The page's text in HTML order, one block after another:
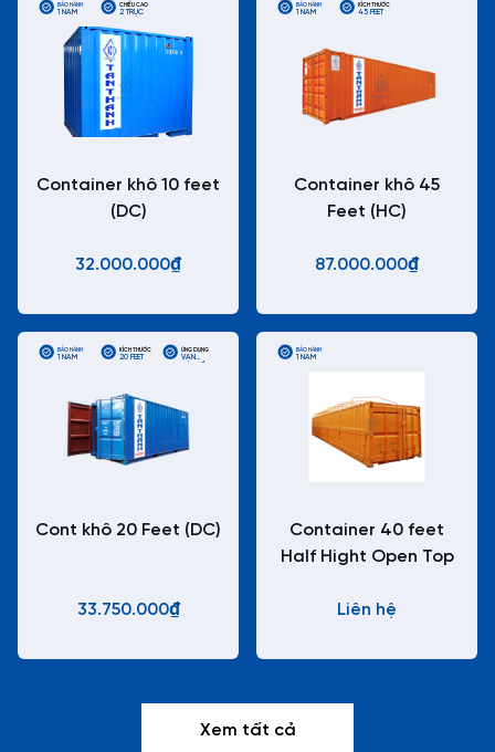
BẢO HÀNH
1 NĂM
CHIỀU CAO
2 TRỤC
Container khô 10 feet
(DC)
32.000.000₫
BẢO HÀNH
1 NĂM
KÍCH THƯỚC
45 FEET
Container khô 45
Feet (HC)
87.000.000₫
BẢO HÀNH
1 NĂM
KÍCH THƯỚC
20 FEET
ỨNG DỤNG
VẬN
Cont khô 20 Feet (DC)
33.750.000₫
BẢO HÀNH
1 NĂM
Container 40 feet
Half Hight Open Top
Liên hệ
Xem tất cả